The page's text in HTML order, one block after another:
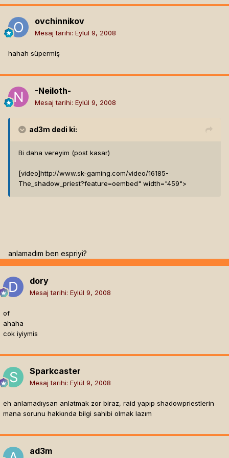
ovchinnikov
Mesaj tarihi: Eylül 9, 2008
hahah süpermiş
-Neiloth-
Mesaj tarihi: Eylül 9, 2008
ad3m dedi ki:
Bi daha vereyim (post kasar)
[video]http://www.sk-gaming.com/video/16185-
The_shadow_priest?feature=oembed" width="459">
anlamadım ben espriyi?
dory
Mesaj tarihi: Eylül 9, 2008
of
ahaha
cok iyiymis
Sparkcaster
Mesaj tarihi: Eylül 9, 2008
eh anlamadıysan anlatmak zor biraz, raid yapıp shadowpriestlerin
mana sorunu hakkında bilgi sahibi olmak lazım
ad3m